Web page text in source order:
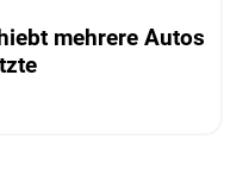
mehrere Autos